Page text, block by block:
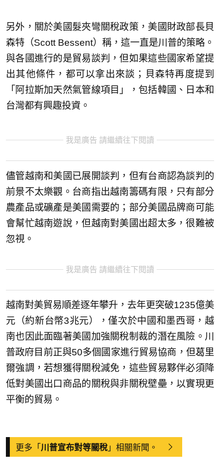
另外，關於美國髮夾彎關稅政策，美國財政部長貝
森特（Scott Bessent）稱，這一直是川普的策略。
與各國進行的是貿易談判，但如果這些國家希望提
出其他條件，都可以拿出來談；貝森特再度提到
「阿拉斯加天然氣管線項目」，包括韓國、日本和
台灣都有興趣投資。
我是廣告 請繼續往下閱讀
儘管越南和美國已展開談判，但有台商認為談判的
前景不太樂觀。台商指出越南籌碼有限，只有部分
農產品或礦產是美國需要的；部分美國品牌商可能
會幫忙越南遊說，但越南對美國出超太多，很難被
忽視。
我是廣告 請繼續往下閱讀
越南對美貿易順差逐年攀升，去年更突破1235億美
元（約新台幣3兆元），僅次於中國和墨西哥，越
南也因此面臨著美國加強關稅制裁的潛在風險。川
普政府目前正與50多個國家進行貿易協商，但葛里
爾強調，若想獲得關稅減免，這些貿易夥伴必須降
低對美國出口商品的關稅與非關稅壁壘，以實現更
平衡的貿易。
更多「川普宣布對等關稅」相關新聞。